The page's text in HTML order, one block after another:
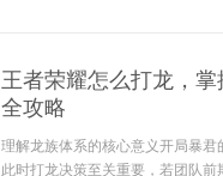
王者荣耀怎么打龙，
全攻略
理解龙族体系的核心意义开局暴
此时打龙决策至关重要，若团队